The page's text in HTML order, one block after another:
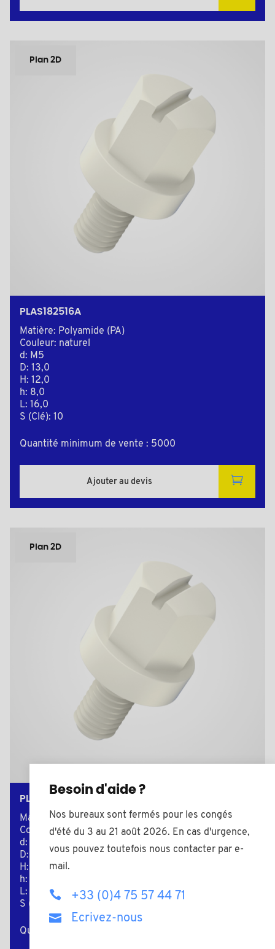
Plan 2D
PLAS182516A
Matière: Polyamide (PA)
Couleur: naturel
d: M5
D: 13,0
H: 12,0
h: 8,0
L: 16,0
S (Clé): 10
Quantité minimum de vente : 5000
Ajouter au devis
Plan 2D
PLAS182517/12A
Matière: Polyamide (PA)
Couleur: naturel
d: M5
D: 13,0
H: 12,0
h: 8,0
L: 17,0
S (Clé): 10
Quantité minimum de vente : 10000
Besoin d'aide ?
Nos bureaux sont fermés pour les congés
d'été du 3 au 21 août 2026. En cas d'urgence,
vous pouvez toutefois nous contacter par e-
mail.
+33 (0)4 75 57 44 71
Ecrivez-nous